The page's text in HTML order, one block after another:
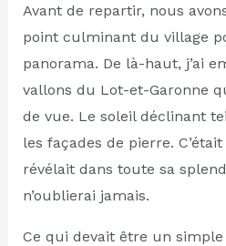
Avant de repartir, nous
point culminant du village
panorama. De là-haut, j’ai
vallons du Lot-et-Garonne
de vue. Le soleil déclinant
les façades de pierre.
révélait dans toute sa
n’oublierai jamais.
Ce qui devait être un simple